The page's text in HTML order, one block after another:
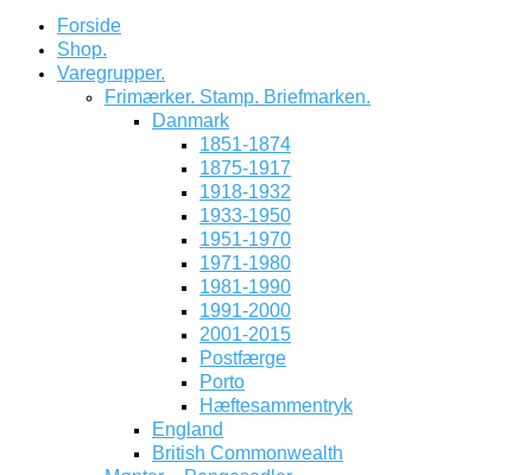
Forside
Shop.
Varegrupper.
Frimærker. Stamp. Briefmarken.
Danmark
1851-1874
1875-1917
1918-1932
1933-1950
1951-1970
1971-1980
1981-1990
1991-2000
2001-2015
Postfærge
Porto
Hæftesammentryk
England
British Commonwealth